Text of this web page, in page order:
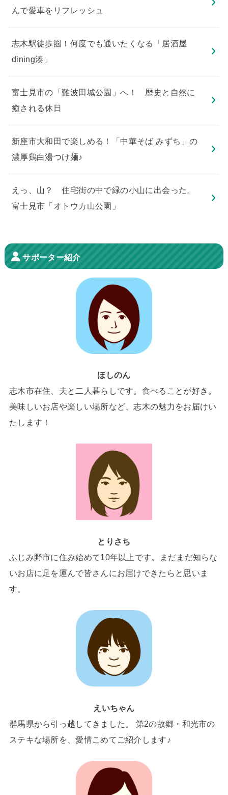
んで愛車をリフレッシュ
志木駅徒歩圏！何度でも通いたくなる「居酒屋
dining湊」
​富士見市の「難波田城公園」へ！ 歴史と自然に
癒される休日
新座市大和田で楽しめる！「中華そば みずち」の
濃厚鶏白湯つけ麺♪
えっ、山？ 住宅街の中で緑の小山に出会った。
富士見市「オトウカ山公園」
サポーター紹介
ほしのん
志木市在住、夫と二人暮らしです。食べることが好き。
美味しいお店や楽しい場所など、志木の魅力をお届けい
たします！
とりさち
ふじみ野市に住み始めて10年以上です。まだまだ知らな
いお店に足を運んで皆さんにお届けできたらと思いま
す。
えいちゃん
群馬県から引っ越してきました。 第2の故郷・和光市の
ステキな場所を、愛情こめてご紹介します♪